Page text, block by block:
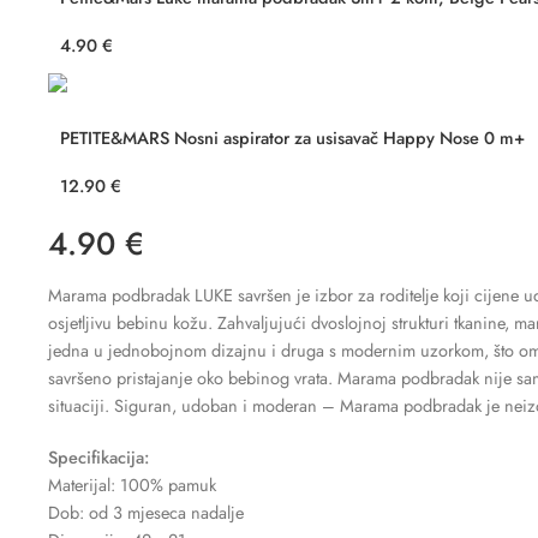
4.90€
PETITE&MARS Nosni aspirator za usisavač Happy Nose 0 m+
12.90€
4.90 €
Marama podbradak LUKE savršen je izbor za roditelje koji
osjetljivu bebinu kožu. Zahvaljujući dvoslojnoj strukturi tkanine,
jedna u jednobojnom dizajnu i druga s modernim uzorkom, što
savršeno pristajanje oko bebinog vrata. Marama podbradak nije
situaciji. Siguran, udoban i moderan – Marama podbradak je
Specifikacija:
Materijal: 100% pamuk
Dob: od 3 mjeseca nadalje